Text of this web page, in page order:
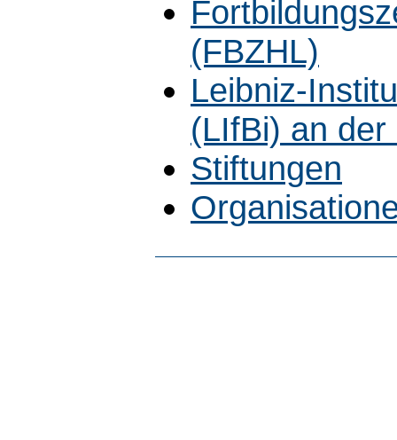
(FBZHL)
Leibniz-
(LIfBi) an
Stiftungen